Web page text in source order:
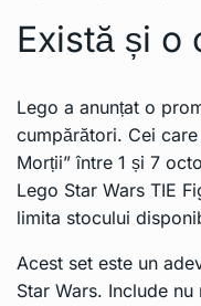
Există și o
Lego a anunțat o
cumpărători. Cei
Morții” între 1 și 7
Lego Star Wars TIE
limita stocului
Acest set este un
Star Wars. Include